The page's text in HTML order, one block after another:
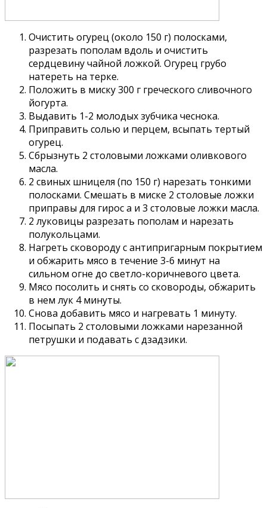
Очистить огурец (около 150 г) полосками,
разрезать пополам вдоль и очистить
сердцевину чайной ложкой. Огурец грубо
натереть на терке.
Положить в миску 300 г греческого сливочного
йогурта.
Выдавить 1-2 молодых зубчика чеснока.
Приправить солью и перцем, всыпать тертый
огурец.
Сбрызнуть 2 столовыми ложками оливкового
масла.
2 свиных шницеля (по 150 г) нарезать тонкими
полосками. Смешать в миске 2 столовые ложки
приправы для гирос а и 3 столовые ложки масла.
2 луковицы разрезать пополам и нарезать
полукольцами.
Нагреть сковороду с антипригарным покрытием
и обжарить мясо в течение 3-6 минут на
сильном огне до светло-коричневого цвета.
Мясо посолить и снять со сковороды, обжарить
в нем лук 4 минуты.
Снова добавить мясо и нагревать 1 минуту.
Посыпать 2 столовыми ложками нарезанной
петрушки и подавать с дзадзики.